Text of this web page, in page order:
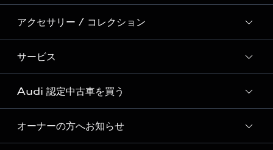
Audi Sport
Formula 1®
デジタルサービス
新車在庫検索
試乗車・展示車検索
見積り依頼
試乗予約
モデル一覧
特別仕様モデル / 限定モデル
e-tronラインアップ
価格シミュレーション
車両比較
アクセサリー / コレクション
純正アクセサリー
オンラインショップ
Audi collection
アウディナビアプリ
サービス
サービス入庫予約
サービスプログラム
メンテナンス
Audi 認定中古車を買う
Audi認定中古車
オーナーの方へお知らせ